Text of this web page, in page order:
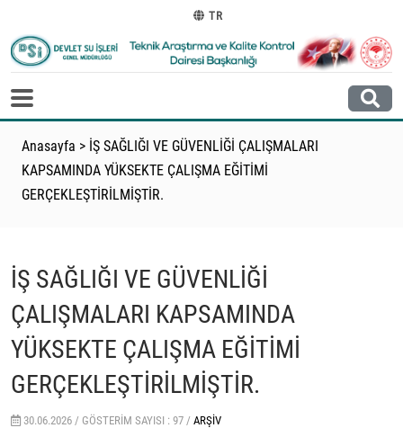
TR
Anasayfa > İŞ SAĞLIĞI VE GÜVENLİĞİ ÇALIŞMALARI
KAPSAMINDA YÜKSEKTE ÇALIŞMA EĞİTİMİ
GERÇEKLEŞTİRİLMİŞTİR.
İŞ SAĞLIĞI VE GÜVENLİĞİ
ÇALIŞMALARI KAPSAMINDA
YÜKSEKTE ÇALIŞMA EĞİTİMİ
GERÇEKLEŞTİRİLMİŞTİR.
30.06.2026 / GÖSTERIM SAYISI : 97 / ARŞIV